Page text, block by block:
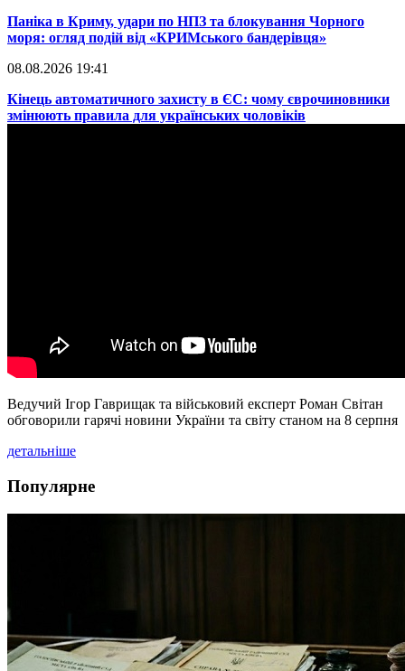
Паніка в Криму, удари по НПЗ та блокування Чорного
моря: огляд подій від «КРИМського бандерівця»
08.08.2026 19:41
​Кінець автоматичного захисту в ЄС: чому єврочиновники
змінюють правила для українських чоловіків
Ведучий Ігор Гаврищак та військовий експерт Роман Світан
обговорили гарячі новини України та світу станом на 8 серпня
детальніше
Популярне